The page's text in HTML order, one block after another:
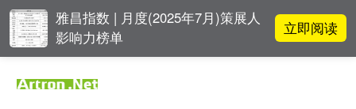
雅昌指数 | 月度(2025年7月)策展人
影响力榜单
立即阅读
翟莫梵：绘画少年的广阔天空